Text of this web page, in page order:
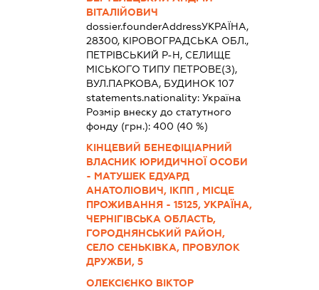
ВІТАЛІЙОВИЧ
dossier.founderAddressУКРАЇНА,
28300, КІРОВОГРАДСЬКА ОБЛ.,
ПЕТРІВСЬКИЙ Р-Н, СЕЛИЩЕ
МІСЬКОГО ТИПУ ПЕТРОВЕ(З),
ВУЛ.ПАРКОВА, БУДИНОК 107
statements.nationality:Україна
Розмір внеску до статутного
фонду (грн.):400 (40 %)
КІНЦЕВИЙ БЕНЕФІЦІАРНИЙ
ВЛАСНИК ЮРИДИЧНОЇ ОСОБИ
- МАТУШЕК ЕДУАРД
АНАТОЛІОВИЧ, ІКПП , МІСЦЕ
ПРОЖИВАННЯ - 15125, УКРАЇНА,
ЧЕРНІГІВСЬКА ОБЛАСТЬ,
ГОРОДНЯНСЬКИЙ РАЙОН,
СЕЛО СЕНЬКІВКА, ПРОВУЛОК
ДРУЖБИ, 5
ОЛЕКСІЄНКО ВІКТОР